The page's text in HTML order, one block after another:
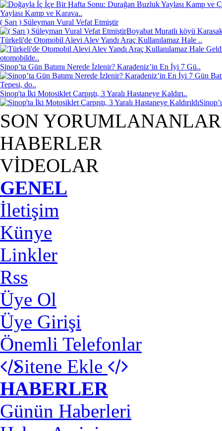
Yaylası Kamp ve Karava..
( Sarı ) Süleyman Vural Vefat Etmiştir
Boyabat Muratlı köyü
Türkeli'de Otomobil Alevi Alev Yandı Araç Kullanılamaz Hale ..
otomobilde..
Sinop’ta Gün Batımı Nerede İzlenir? Karadeniz’in En İyi 7 Gü..
Tepesi, do..
Sinop'ta İki Motosiklet Çarpıştı, 3 Yaralı Hastaneye Kaldırı..
SON YORUMLANANLAR
HABERLER
VİDEOLAR
GENEL
İletişim
Künye
Linkler
Rss
Üye Ol
Üye Girişi
Önemli Telefonlar
Sitene Ekle
HABERLER
Günün Haberleri